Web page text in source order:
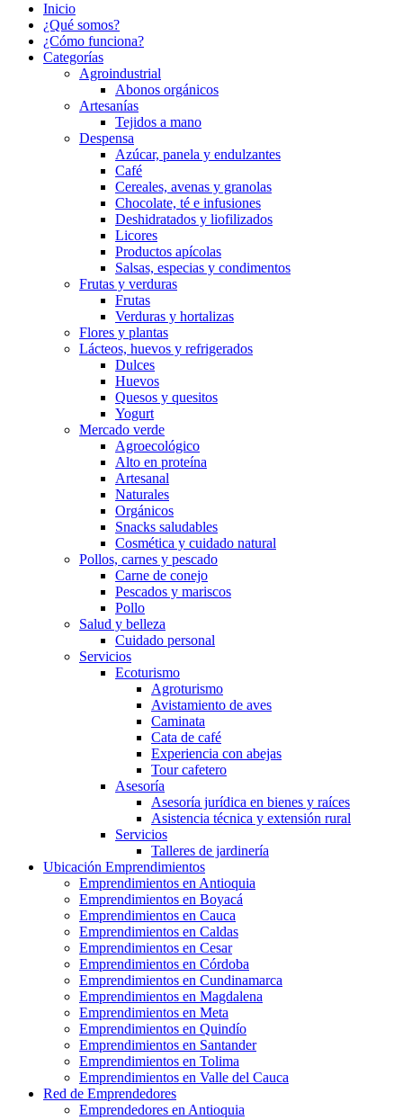
Inicio
¿Qué somos?
¿Cómo funciona?
Categorías
Agroindustrial
Abonos orgánicos
Artesanías
Tejidos a mano
Despensa
Azúcar, panela y endulzantes
Café
Cereales, avenas y granolas
Chocolate, té e infusiones
Deshidratados y liofilizados
Licores
Productos apícolas
Salsas, especias y condimentos
Frutas y verduras
Frutas
Verduras y hortalizas
Flores y plantas
Lácteos, huevos y refrigerados
Dulces
Huevos
Quesos y quesitos
Yogurt
Mercado verde
Agroecológico
Alto en proteína
Artesanal
Naturales
Orgánicos
Snacks saludables
Cosmética y cuidado natural
Pollos, carnes y pescado
Carne de conejo
Pescados y mariscos
Pollo
Salud y belleza
Cuidado personal
Servicios
Ecoturismo
Agroturismo
Avistamiento de aves
Caminata
Cata de café
Experiencia con abejas
Tour cafetero
Asesoría
Asesoría jurídica en bienes y raíces
Asistencia técnica y extensión rural
Servicios
Talleres de jardinería
Ubicación Emprendimientos
Emprendimientos en Antioquia
Emprendimientos en Boyacá
Emprendimientos en Cauca
Emprendimientos en Caldas
Emprendimientos en Cesar
Emprendimientos en Córdoba
Emprendimientos en Cundinamarca
Emprendimientos en Magdalena
Emprendimientos en Meta
Emprendimientos en Quindío
Emprendimientos en Santander
Emprendimientos en Tolima
Emprendimientos en Valle del Cauca
Red de Emprendedores
Emprendedores en Antioquia